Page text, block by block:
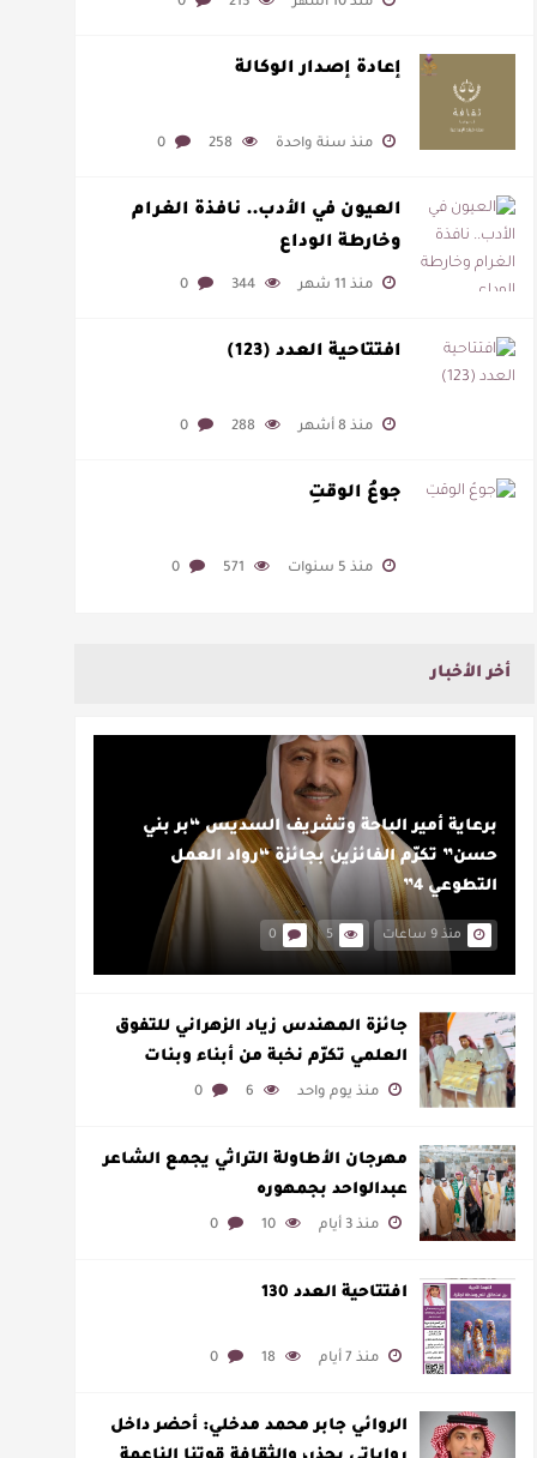
إعادة إصدار الوكالة
منذ سنة واحدة 258
0
العيون في الأدب.. نافذة الغرام
وخارطة الوداع
منذ 11 شهر 344
0
افتتاحية العدد (123)
منذ 8 أشهر 288
0
جوعُ الوقتِ
منذ 5 سنوات 571
0
أخر الأخبار
برعاية أمير الباحة وتشريف السديس “بر بني
حسن” تكرّم الفائزين بجائزة “رواد العمل
التطوعي 4”
منذ 9 ساعات 5
0
جائزة المهندس زياد الزهراني للتفوق
العلمي تكرّم نخبة من أبناء وبنات
الأطاولة
منذ يوم واحد 6
0
مهرجان الأطاولة التراثي يجمع الشاعر
عبدالواحد بجمهوره
منذ 3 أيام 10
0
افتتاحية العدد 130
منذ 7 أيام 18
0
الروائي جابر محمد مدخلي: أحضر داخل